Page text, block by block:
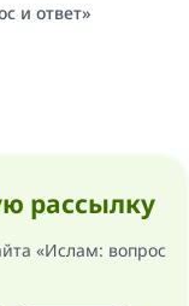
и ответ»
рассылку
«Ислам: вопрос